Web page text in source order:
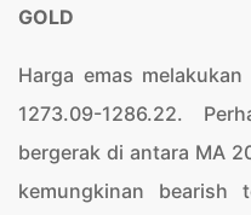
GOLD
Harga emas
1273.09-1286.22.
bergerak di antara MA
kemungkinan bearish